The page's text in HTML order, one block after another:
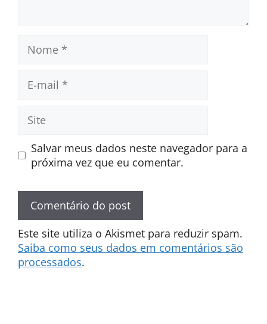
mail
Site
Salvar meus dados neste navegador para a
próxima vez que eu comentar.
Este site utiliza o Akismet para reduzir spam.
Saiba como seus dados em comentários são
processados.